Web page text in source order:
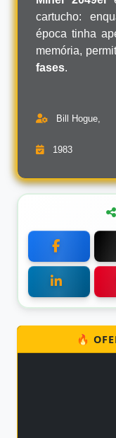
cartucho:
época tinha
memória,
fases.
Bill Hogue,
1983
🔥